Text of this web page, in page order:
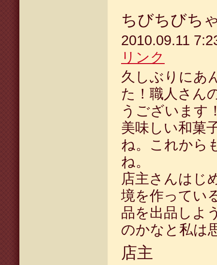
ちびちびち
2010.09.11
リンク
久しぶりにあ
た！職人さん
うございます
美味しい和菓
ね。これから
ね。
店主さんはじ
境を作ってい
品を出品しよ
のかなと私は
店主